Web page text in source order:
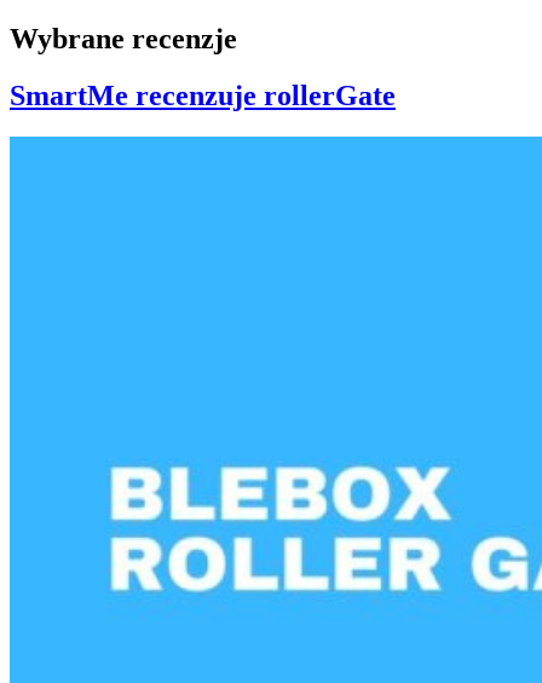
Wybrane recenzje
SmartMe recenzuje rollerGate